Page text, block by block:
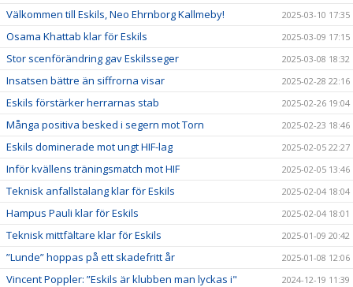
Välkommen till Eskils, Neo Ehrnborg Kallmeby! 2025-03-10 17:35
Osama Khattab klar för Eskils 2025-03-09 17:15
Stor scenförändring gav Eskilsseger 2025-03-08 18:32
Insatsen bättre än siffrorna visar 2025-02-28 22:16
Eskils förstärker herrarnas stab 2025-02-26 19:04
Många positiva besked i segern mot Torn 2025-02-23 18:46
Eskils dominerade mot ungt HIF-lag 2025-02-05 22:27
Inför kvällens träningsmatch mot HIF 2025-02-05 13:46
Teknisk anfallstalang klar för Eskils 2025-02-04 18:04
Hampus Pauli klar för Eskils 2025-02-04 18:01
Teknisk mittfältare klar för Eskils 2025-01-09 20:42
”Lunde” hoppas på ett skadefritt år 2025-01-08 12:06
Vincent Poppler: ”Eskils är klubben man lyckas i" 2024-12-19 11:39